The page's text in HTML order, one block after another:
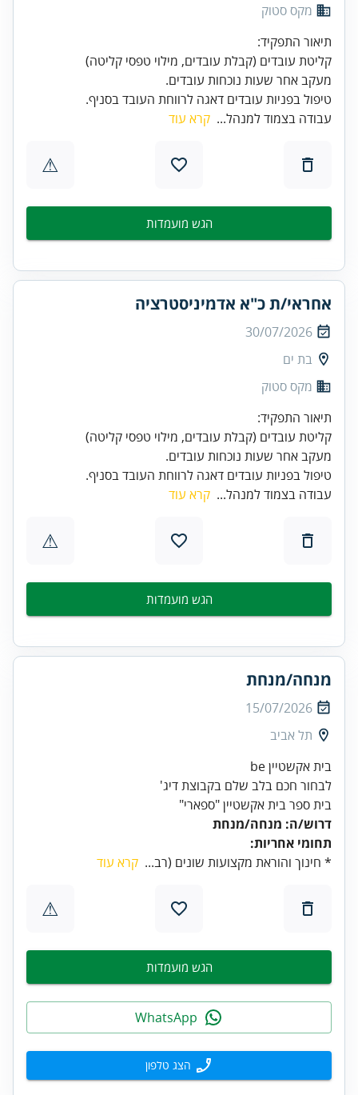
מקס סטוק
טיפול בפניות עובדים דאגה לרווחת העובד בסניף.
עבודה בצמוד למנהל... קרא עוד
⚠
הגש מועמדות
אחראי/ת כ"א אדמיניסטרציה
30/07/2026
בת ים
מקס סטוק
טיפול בפניות עובדים דאגה לרווחת העובד בסניף.
עבודה בצמוד למנהל... קרא עוד
⚠
הגש מועמדות
מנחה/מנחת
15/07/2026
תל אביב
לבחור חכם בלב שלם בקבוצת דיג'
בית ספר בית אקשטיין "ספארי"
דרוש/ה: מנחה/מנחת
תחומי אחריות:
* חינוך והוראת מקצועות שונים (רב... קרא עוד
⚠
הגש מועמדות
הצג טלפון